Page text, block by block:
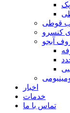
قوطی
کنسرو
آبجو
اخبار
خدمات
تماس با ما